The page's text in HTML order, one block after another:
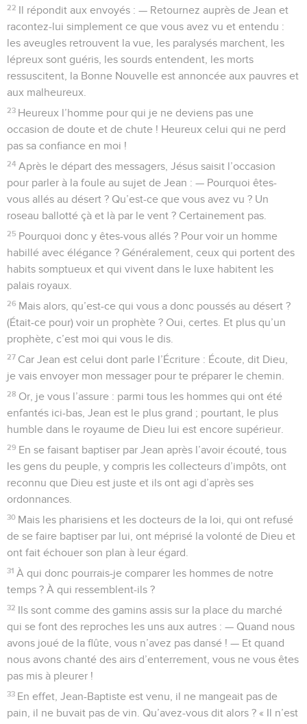
22 Il répondit aux envoyés : — Retournez auprès de Jean et
racontez-lui simplement ce que vous avez vu et entendu :
les aveugles retrouvent la vue, les paralysés marchent, les
lépreux sont guéris, les sourds entendent, les morts
ressuscitent, la Bonne Nouvelle est annoncée aux pauvres et
aux malheureux.
23 Heureux l’homme pour qui je ne deviens pas une
occasion de doute et de chute ! Heureux celui qui ne perd
pas sa confiance en moi !
24 Après le départ des messagers, Jésus saisit l’occasion
pour parler à la foule au sujet de Jean : — Pourquoi êtes-
vous allés au désert ? Qu’est-ce que vous avez vu ? Un
roseau ballotté çà et là par le vent ? Certainement pas.
25 Pourquoi donc y êtes-vous allés ? Pour voir un homme
habillé avec élégance ? Généralement, ceux qui portent des
habits somptueux et qui vivent dans le luxe habitent les
palais royaux.
26 Mais alors, qu’est-ce qui vous a donc poussés au désert ?
(Était-ce pour) voir un prophète ? Oui, certes. Et plus qu’un
prophète, c’est moi qui vous le dis.
27 Car Jean est celui dont parle l’Écriture : Écoute, dit Dieu,
je vais envoyer mon messager pour te préparer le chemin.
28 Or, je vous l’assure : parmi tous les hommes qui ont été
enfantés ici-bas, Jean est le plus grand ; pourtant, le plus
humble dans le royaume de Dieu lui est encore supérieur.
29 En se faisant baptiser par Jean après l’avoir écouté, tous
les gens du peuple, y compris les collecteurs d’impôts, ont
reconnu que Dieu est juste et ils ont agi d’après ses
ordonnances.
30 Mais les pharisiens et les docteurs de la loi, qui ont refusé
de se faire baptiser par lui, ont méprisé la volonté de Dieu et
ont fait échouer son plan à leur égard.
31 À qui donc pourrais-je comparer les hommes de notre
temps ? À qui ressemblent-ils ?
32 Ils sont comme des gamins assis sur la place du marché
qui se font des reproches les uns aux autres : — Quand nous
avons joué de la flûte, vous n’avez pas dansé ! — Et quand
nous avons chanté des airs d’enterrement, vous ne vous êtes
pas mis à pleurer !
33 En effet, Jean-Baptiste est venu, il ne mangeait pas de
pain, il ne buvait pas de vin. Qu’avez-vous dit alors ? « Il n’est